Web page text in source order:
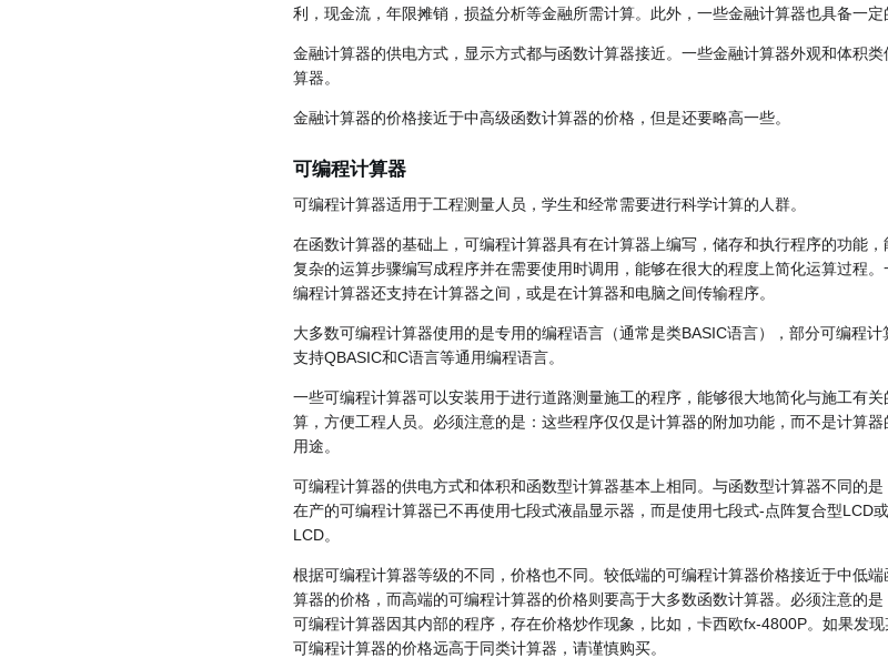
利，现金流，年限摊销，损益分析等金融所需计算。此外，一些金融计算器也具备一定
金融计算器的供电方式，显示方式都与函数计算器接近。一些金融计算器外观和体积
算器。
金融计算器的价格接近于中高级函数计算器的价格，但是还要略高一些。
可编程计算器
可编程计算器适用于工程测量人员，学生和经常需要进行科学计算的人群。
在函数计算器的基础上，可编程计算器具有在计算器上编写，储存和执行程序的功能，
复杂的运算步骤编写成程序并在需要使用时调用，能够在很大的程度上简化运算过程。
编程计算器还支持在计算器之间，或是在计算器和电脑之间传输程序。
大多数可编程计算器使用的是专用的编程语言（通常是类BASIC语言），部分可编程计
支持QBASIC和C语言等通用编程语言。
一些可编程计算器可以安装用于进行道路测量施工的程序，能够很大地简化与施工有关
算，方便工程人员。必须注意的是：这些程序仅仅是计算器的附加功能，而不是计算器
用途。
可编程计算器的供电方式和体积和函数型计算器基本上相同。与函数型计算器不同的是
在产的可编程计算器已不再使用七段式液晶显示器，而是使用七段式-点阵复合型LCD
LCD。
根据可编程计算器等级的不同，价格也不同。较低端的可编程计算器价格接近于中低端
算器的价格，而高端的可编程计算器的价格则要高于大多数函数计算器。必须注意的是
可编程计算器因其内部的程序，存在价格炒作现象，比如，卡西欧fx-4800P。如果发
可编程计算器的价格远高于同类计算器，请谨慎购买。